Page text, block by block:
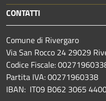
CONTATTI
Comune di Rivergaro
Via San Rocco 24 29029
Codice Fiscale:
Partita IVA: 00271960338
IBAN: IT09 B062 3065